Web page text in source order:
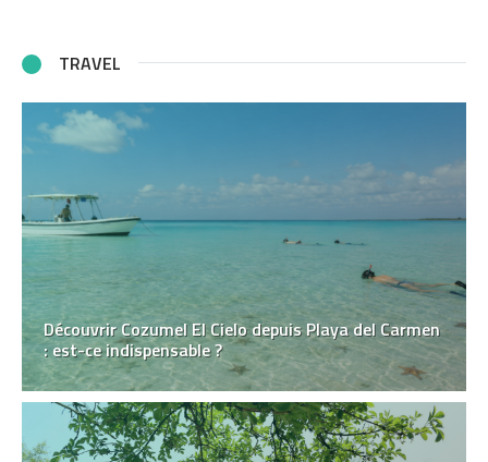
TRAVEL
Découvrir Cozumel El Cielo depuis Playa del Carmen
: est-ce indispensable ?